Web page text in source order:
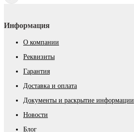
Информация
О компании
Реквизиты
Гарантия
Доставка и оплата
Документы и раскрытие информации
Новости
Блог